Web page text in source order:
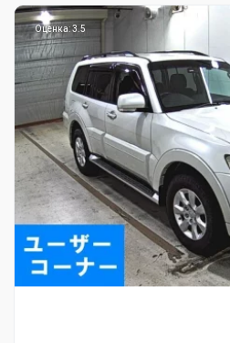
Оценка: 3.5